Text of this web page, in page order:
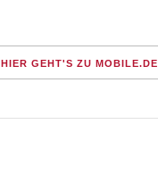
HIER GEHT'S ZU MOBILE.DE